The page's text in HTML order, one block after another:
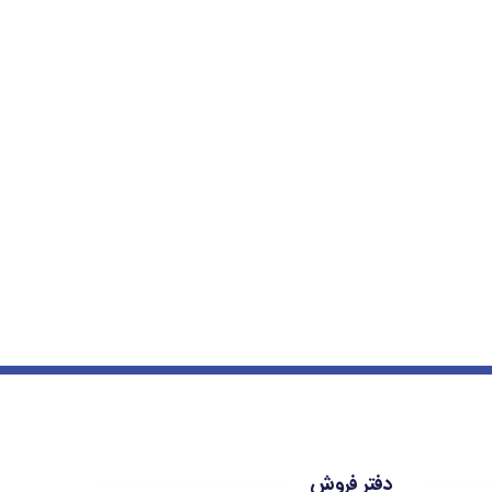
دفتر فروش